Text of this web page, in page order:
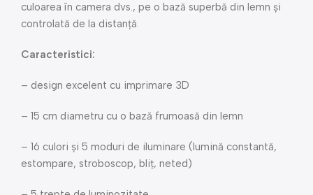
culoarea în camera dvs., pe o bază superbă din lemn și
controlată de la distanță.
Caracteristici:
– design excelent cu imprimare 3D
– 15 cm diametru cu o bază frumoasă din lemn
– 16 culori și 5 moduri de iluminare (lumină constantă,
estompare, stroboscop, bliț, neted)